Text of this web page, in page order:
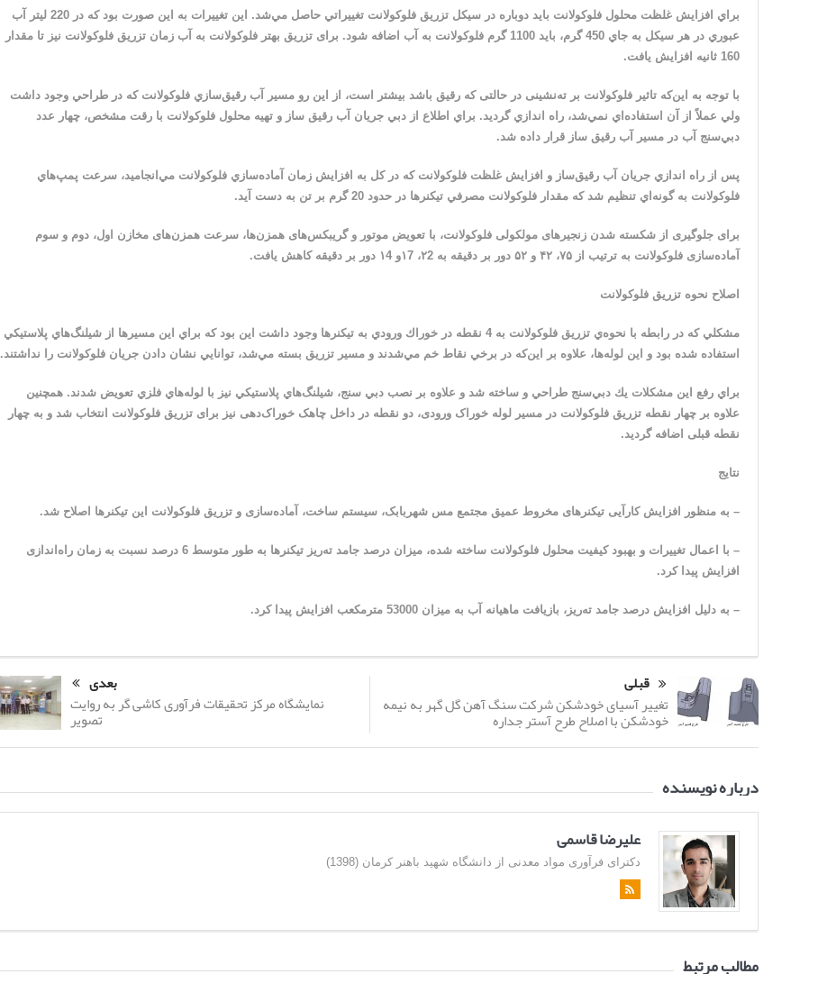
براي افزايش غلظت محلول فلوكولانت بايد دوباره در سيكل تزريق فلوكولانت تغييراتي حاصل مي‌شد. اين تغييرات به اين صورت بود كه در 220 ليتر آب
عبوري در هر سيكل به جاي 450 گرم، باید 1100 گرم فلوكولانت به آب اضافه شود. برای تزریق بهتر فلوکولانت به آب زمان تزريق فلوكولانت نیز تا مقدار
160 ثانيه افزایش یافت.
با توجه به این‌که تاثیر فلوکولانت بر ته‌نشینی در حالتی که رقیق باشد بیشتر است، از اين رو مسير آب رقيق‌سازي فلوكولانت كه در طراحي وجود داشت
ولي عملاً از آن استفاده‌اي نمي‌شد، راه اندازي گرديد. براي اطلاع از دبي جريان آب رقيق ساز و تهیه محلول فلوکولانت با رقت مشخص، چهار عدد
دبي‌سنج آب در مسير آب رقيق ساز قرار داده شد.
پس از راه اندازي جريان آب رقيق‌ساز و افزايش غلظت فلوكولانت كه در كل به افزايش زمان آماده‌سازي فلوكولانت مي‌انجاميد، سرعت پمپ‌هاي
فلوكولانت به گونه‌اي تنظيم شد كه مقدار فلوكولانت مصرفي تيكنرها در حدود 20 گرم بر تن به دست آيد.
برای جلوگیری از شکسته شدن زنجیرهای مولکولی فلوکولانت، با تعویض موتور و گریبکس‌های همزن‌ها، سرعت همزن‌های مخازن اول، دوم و سوم
آماده‌سازی فلوکولانت به ترتیب از ۷۵، ۴۲ و ۵۲ دور بر دقیقه به ۲2، ۱7و ۱4 دور بر دقیقه کاهش یافت.
اصلاح نحوه تزریق فلوکولانت
مشكلي كه در رابطه با نحوه‌ي تزريق فلوكولانت به 4 نقطه در خوراك ورودي به تيكنرها وجود داشت اين بود كه براي اين مسيرها از شیلنگ‌هاي پلاستيكي
استفاده شده بود و اين لوله‌ها، علاوه بر اين‌كه در برخي نقاط خم مي‌شدند و مسير تزريق بسته مي‌شد، توانايي نشان دادن جريان فلوكولانت را نداشتند.
براي رفع اين مشكلات يك دبي‌سنج طراحي و ساخته شد و علاوه بر نصب دبي سنج، شیلنگ‌هاي پلاستيكي نیز با لوله‌هاي فلزي تعويض شدند. همچنین
علاوه بر چهار نقطه تزریق فلوکولانت در مسیر لوله خوراک ورودی، دو نقطه در داخل چاهک خوراک‌دهی نیز برای تزریق فلوکولانت انتخاب شد و به چهار
نقطه قبلی اضافه گردید.
نتایج
– به منظور افزایش کارآیی تیکنرهای مخروط عمیق مجتمع مس شهربابک، سیستم ساخت، آماده‌سازی و تزریق فلوکولانت این تیکنرها اصلاح شد.
– با اعمال تغییرات و بهبود کیفیت محلول فلوکولانت ساخته شده، میزان درصد جامد ته‌ریز تیکنرها به طور متوسط 6 درصد نسبت به زمان راه‌اندازی
افزایش پیدا کرد.
– به دلیل افزایش درصد جامد ته‌ریز، بازیافت ماهیانه آب به میزان 53000 مترمکعب افزایش پیدا کرد.
قبلی
تغییر آسیای خودشکن شرکت سنگ آهن گل گهر به نیمه
خودشکن با اصلاح طرح آستر جداره
بعدی
نمایشگاه مرکز تحقیقات فرآوری کاشی گر به روایت
تصویر
درباره نویسنده
علیرضا قاسمی
دکترای فرآوری مواد معدنی از دانشگاه شهید باهنر کرمان (1398)
مطالب مرتبط